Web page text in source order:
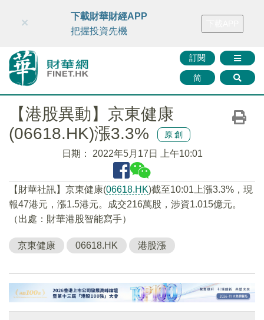
財華智庫網 FINTV FINMETA 財華證券 媒體矩陣
訂閱
简
×
下載財華財經APP
把握投資先機
【港股異動】京東健康
(06618.HK)漲3.3%
原創
日期： 2022年5月17日 上午10:01
【財華社訊】京東健康(06618.HK)截至10:01上漲3.3%，現
報47港元，漲1.5港元。成交216萬股，涉資1.015億元。
（出處：財華港股智能寫手）
京東健康 06618.HK 港股漲